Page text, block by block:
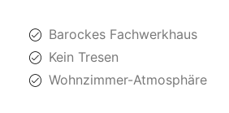
Barockes Fachwerkhaus
Kein Tresen
Wohnzimmer-Atmosphäre